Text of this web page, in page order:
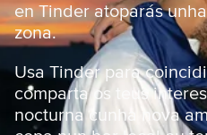
en Tinder atoparás
zona.
Usa Tinder para
comparta os teus
nocturna cunha nova